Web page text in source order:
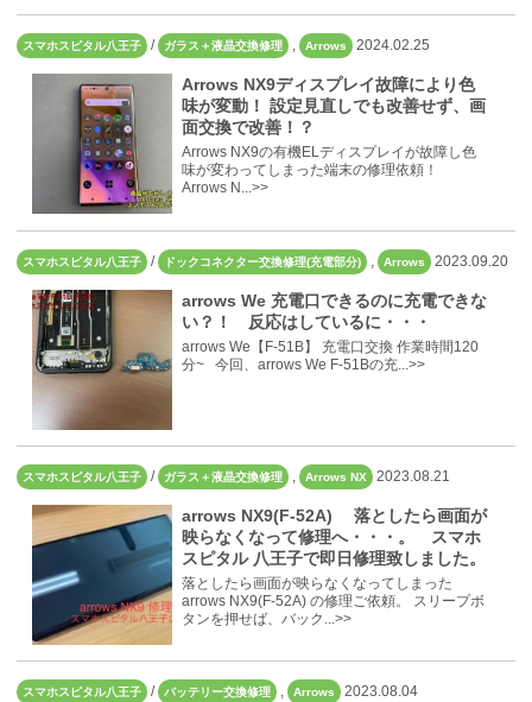
スマホスピタル八王子 / ガラス＋液晶交換修理 , Arrows 2024.02.25
Arrows NX9ディスプレイ故障により色
味が変動！ 設定見直しでも改善せず、画
面交換で改善！？
Arrows NX9の有機ELディスプレイが故障し色
味が変わってしまった端末の修理依頼！
Arrows N...>>
スマホスピタル八王子 / ドックコネクター交換修理(充電部分) Arrows 2023.09.20
arrows We 充電口できるのに充電できな
い？！ 反応はしているに・・・
arrows We【F-51B】 充電口交換 作業時間120
分~ 今回、arrows We F-51Bの充...>>
スマホスピタル八王子 / ガラス＋液晶交換修理 , Arrows NX 2023.08.21
arrows NX9(F-52A) 落としたら画面が
映らなくなって修理へ・・・。 スマホ
スピタル 八王子で即日修理致しました。
落としたら画面が映らなくなってしまった
arrows NX9(F-52A) の修理ご依頼。 スリープボ
タンを押せば、バック...>>
スマホスピタル八王子 / バッテリー交換修理 , Arrows 2023.08.04